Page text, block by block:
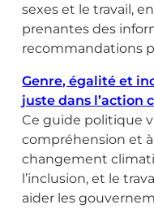
sexes et le travail,
prenantes des
recommandations
Genre, égalité et
juste dans l’action
Ce guide politique
compréhension et
changement
l’inclusion, et le
aider les